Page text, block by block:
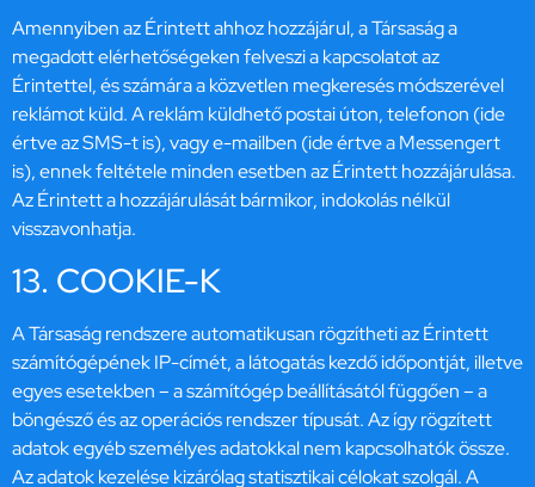
Amennyiben az Érintett ahhoz hozzájárul, a Társaság a
megadott elérhetőségeken felveszi a kapcsolatot az
Érintettel, és számára a közvetlen megkeresés módszerével
reklámot küld. A reklám küldhető postai úton, telefonon (ide
értve az SMS-t is), vagy e-mailben (ide értve a Messengert
is), ennek feltétele minden esetben az Érintett hozzájárulása.
Az Érintett a hozzájárulását bármikor, indokolás nélkül
visszavonhatja.
13. COOKIE-K
A Társaság rendszere automatikusan rögzítheti az Érintett
számítógépének IP-címét, a látogatás kezdő időpontját, illetve
egyes esetekben – a számítógép beállításától függően – a
böngésző és az operációs rendszer típusát. Az így rögzített
adatok egyéb személyes adatokkal nem kapcsolhatók össze.
Az adatok kezelése kizárólag statisztikai célokat szolgál. A